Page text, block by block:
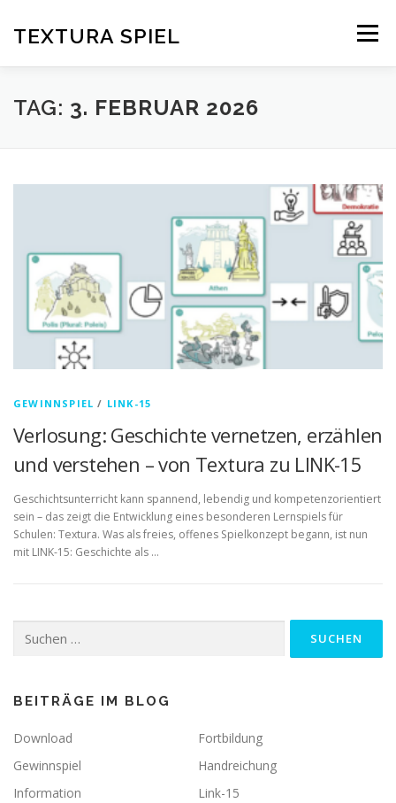
springen
TEXTURA SPIEL Menü
DAS SPIELPRINZIP BLOG EDITIONEN
TAG: 3. FEBRUAR 2026
GEWINNSPIEL / LINK-15
Verlosung: Geschichte vernetzen, erzählen
und verstehen – von Textura zu LINK-15
Geschichtsunterricht kann spannend, lebendig und kompetenzorientiert
sein – das zeigt die Entwicklung eines besonderen Lernspiels für
Schulen: Textura. Was als freies, offenes Spielkonzept begann, ist nun
mit LINK-15: Geschichte als …
nach:
BEITRÄGE IM BLOG
Download
Fortbildung
Gewinnspiel
Handreichung
Information
Link-15